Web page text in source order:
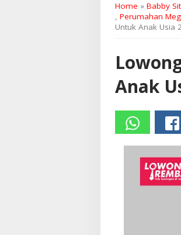
Home » Babby
, Perumahan
Untuk Anak Usia
Anak